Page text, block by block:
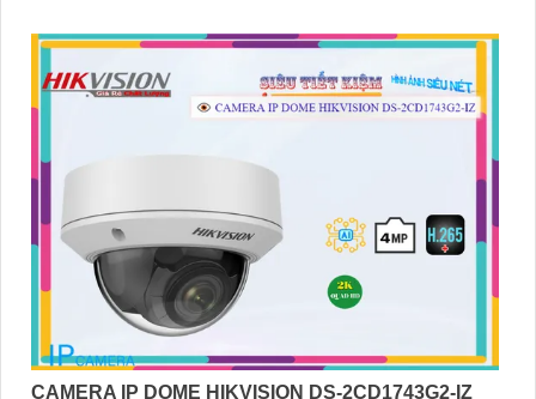
CAMERA IP DOME HIKVISION DS-2CD1743G2-IZ